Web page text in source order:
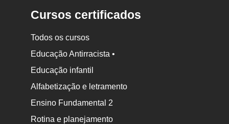
Cursos certificados
Todos os cursos
Educação Antirracista •
Educação infantil
Alfabetização e letramento
Ensino Fundamental 2
Rotina e planejamento